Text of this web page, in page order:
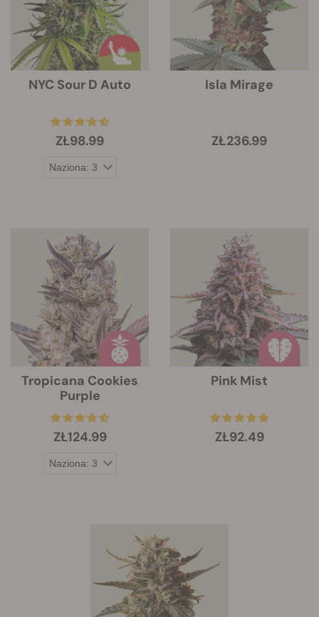
NYC Sour D Auto
ZŁ98.99
Isla Mirage
ZŁ236.99
Tropicana Cookies
Purple
ZŁ124.99
Pink Mist
ZŁ92.49